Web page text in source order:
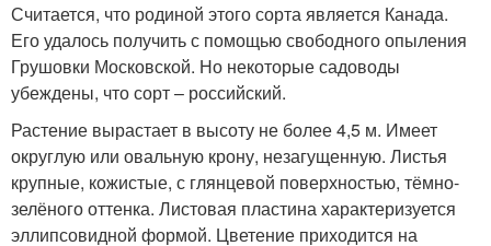
Считается, что родиной этого сорта является Канада.
Его удалось получить с помощью свободного опыления
Грушовки Московской. Но некоторые садоводы
убеждены, что сорт – российский.
Растение вырастает в высоту не более 4,5 м. Имеет
округлую или овальную крону, незагущенную. Листья
крупные, кожистые, с глянцевой поверхностью, тёмно-
зелёного оттенка. Листовая пластина характеризуется
эллипсовидной формой. Цветение приходится на